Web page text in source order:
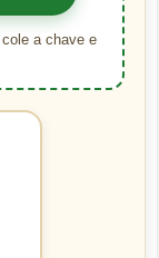
a chave e